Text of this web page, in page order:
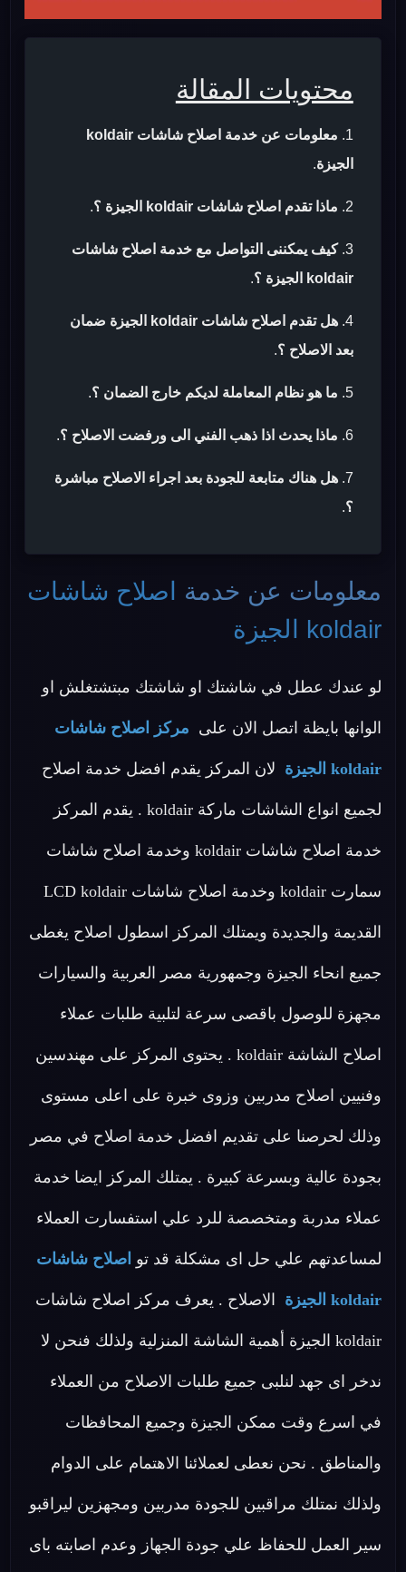
محتويات المقالة
معلومات عن خدمة اصلاح شاشات koldair
الجيزة.
ماذا تقدم اصلاح شاشات koldair الجيزة ؟ .
كيف يمكننى التواصل مع خدمة اصلاح شاشات
koldair الجيزة ؟
.
هل تقدم اصلاح شاشات koldair الجيزة ضمان
بعد الاصلاح ؟.
ما هو نظام المعاملة لديكم خارج الضمان ؟.
ماذا يحدث اذا ذهب الفني الى ورفضت الاصلاح ؟.
هل هناك متابعة للجودة بعد اجراء الاصلاح مباشرة
؟.
معلومات عن خدمة
اصلاح شاشات
koldair الجيزة
لو عندك عطل في شاشتك او شاشتك مبتشتغلش او
الوانها بايظة اتصل الان على مركز اصلاح شاشات
koldair الجيزة لان المركز يقدم افضل خدمة اصلاح
لجميع انواع الشاشات ماركة koldair . يقدم المركز
خدمة اصلاح شاشات koldair وخدمة اصلاح شاشات
سمارت koldair وخدمة اصلاح شاشات LCD koldair
القديمة والجديدة ويمتلك المركز اسطول اصلاح يغطى
جميع انحاء الجيزة وجمهورية مصر العربية والسيارات
مجهزة للوصول باقصى سرعة لتلبية طلبات عملاء
اصلاح الشاشة koldair . يحتوى المركز على مهندسين
وفنيين اصلاح مدربين وزوى خبرة على اعلى مستوى
وذلك لحرصنا على تقديم افضل خدمة اصلاح في مصر
بجودة عالية وبسرعة كبيرة . يمتلك المركز ايضا خدمة
عملاء مدربة ومتخصصة للرد علي استفسارت العملاء
لمساعدتهم علي حل اى مشكلة قد تو اصلاح شاشات
koldair الجيزة الاصلاح . يعرف مركز اصلاح شاشات
koldair الجيزة أهمية الشاشة المنزلية ولذلك فنحن لا
ندخر اى جهد لنلبى جميع طلبات الاصلاح من العملاء
في اسرع وقت ممكن الجيزة وجميع المحافظات
والمناطق . نحن نعطى لعملائنا الاهتمام على الدوام
ولذلك نمتلك مراقبين للجودة مدربين ومجهزين ليراقبو
سير العمل للحفاظ علي جودة الجهاز وعدم اصابته باى